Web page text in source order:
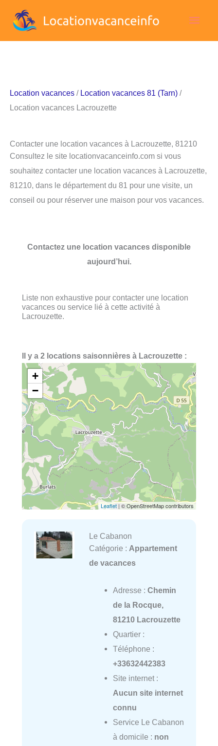
Location vacances / Location vacances 81 (Tarn) /
Location vacances Lacrouzette
Contacter une location vacances à Lacrouzette, 81210
Consultez le site locationvacanceinfo.com si vous
souhaitez contacter une location vacances à Lacrouzette,
81210, dans le département du 81 pour une visite, un
conseil ou pour réserver une maison pour vos vacances.
Contactez une location vacances disponible
aujourd’hui.
Liste non exhaustive pour contacter une location
vacances ou service lié à cette activité à
Lacrouzette.
Il y a 2 locations saisonnières à Lacrouzette :
+
−
Leaflet | © OpenStreetMap contributors
Le Cabanon
Catégorie : Appartement
de vacances
Adresse : Chemin
de la Rocque,
81210 Lacrouzette
Quartier :
Téléphone :
+33632442383
Site internet :
Aucun site internet
connu
Service Le Cabanon
à domicile : non